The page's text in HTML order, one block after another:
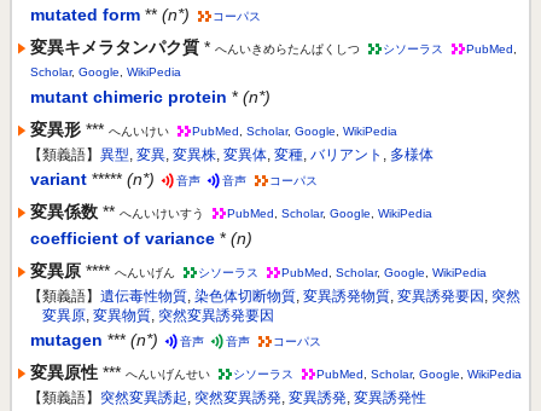
mutated form ** (n*) コーパス
変異キメラタンパク質 * へんいきめらたんぱくしつ シソーラス PubMed
Scholar, Google WikiPedia
mutant chimeric protein * (n*)
変異形 *** へんいけい PubMed Scholar, Google WikiPedia
【類義語】 異型, 変異, 変異株, 変異体, 変種, バリアント , 多様体
variant ***** (n*) 音声 音声 コーパス
変異係数 ** へんいけいすう PubMed Scholar, Google WikiPedia
coefficient of variance * (n)
変異原 **** へんいげん シソーラス PubMed Scholar, Google WikiPedia
【類義語】 遺伝毒性物質, 染色体切断物質, 変異誘発物質, 変異誘発要因 , 突然
変異原, 変異物質, 突然変異誘発要因
mutagen *** (n*) 音声 音声 コーパス
変異原性 *** へんいげんせい シソーラス PubMed Scholar, Google WikiPedia
【類義語】 突然変異誘起, 突然変異誘発, 変異誘発, 変異誘発性